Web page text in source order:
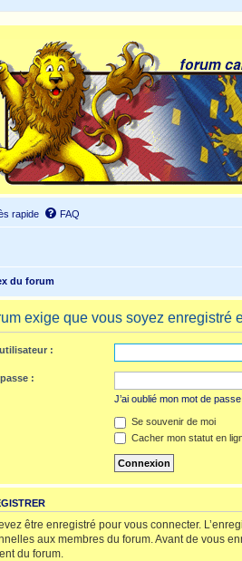
rapide FAQ
du forum
exige que vous soyez enregistré
:
:
J’ai oublié mon mot de passe
Se souvenir de moi
Cacher mon statut en
être enregistré pour vous connecter.
aux membres du forum. Avant de vous
du forum.